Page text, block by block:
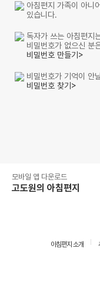
아침편지 가족이 아니
있습니다.
독자가 쓰는 아침편지
비밀번호가 없으신 분
비밀번호 만들기>
비밀번호가 기억이 안
비밀번호 찾기>
모바일 앱 다운로드
고도원의 아침편지
아침편지 소개